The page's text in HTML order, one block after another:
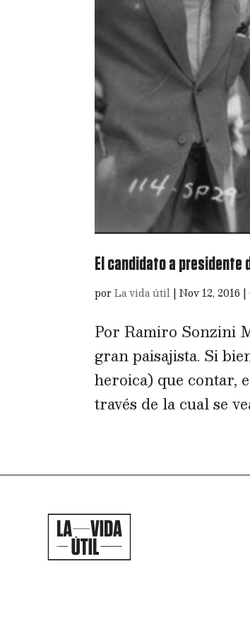
El candidato a presidente
porLa vida útil |Nov 12, 2016 |
Por Ramiro Sonzini
gran paisajista. Si
heroica) que contar,
través de la cual se